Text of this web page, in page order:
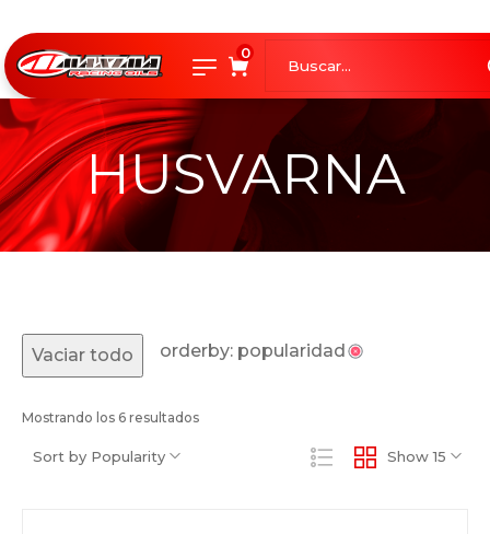
0
HUSVARNA
Vaciar todo orderby: popularidad
Mostrando los 6 resultados
Show 15
Sort by Popularity